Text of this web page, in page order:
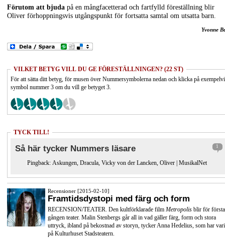
Förutom att bjuda på en mångfacetterad och fartfylld föreställning blir
Oliver förhoppningsvis utgångspunkt för fortsatta samtal om utsatta barn.
Yvonne
VILKET BETYG VILL DU GE FÖRESTÄLLNINGEN? (22 ST)
För att sätta ditt betyg, för musen över Nummersymbolerna nedan och klicka på
symbol nummer 3 om du vill ge betyget 3.
TYCK TILL!
Så här tycker Nummers läsare 1
Pingback: Askungen, Dracula, Vicky von der Lancken, Oliver | MusikalNet
Recensioner [2015-02-10]
Framtidsdystopi med färg och form
RECENSION/TEATER. Den kultförklarade film Metropolis blir för första
gången teater. Malin Stenbergs går all in vad gäller färg, form och stora
uttryck, ibland på bekostnad av storyn, tycker Anna Hedelius, som har
på Kulturhuset Stadsteatern.